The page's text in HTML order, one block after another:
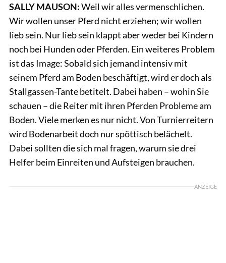
SALLY MAUSON:Weil wir alles vermenschlichen.
Wir wollen unser Pferd nicht erziehen; wir wollen
lieb sein. Nur lieb sein klappt aber weder bei Kindern
noch bei Hunden oder Pferden. Ein weiteres Problem
ist das Image: Sobald sich jemand intensiv mit
seinem Pferd am Boden beschäftigt, wird er doch als
Stallgassen-Tante betitelt. Dabei haben – wohin Sie
schauen – die Reiter mit ihren Pferden Probleme am
Boden. Viele merken es nur nicht. Von Turnierreitern
wird Bodenarbeit doch nur spöttisch belächelt.
Dabei sollten die sich mal fragen, warum sie drei
Helfer beim Einreiten und Aufsteigen brauchen.
ANZEIGE